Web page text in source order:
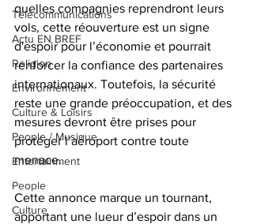
Télécommunications
Actu EN BREF
Religion
Environnement
Culture & Loisirs
People / Musique
Entertainment
People
Culture
quelles compagnies reprendront leurs
vols, cette réouverture est un signe
d'espoir pour l’économie et pourrait
renforcer la confiance des partenaires
internationaux. Toutefois, la sécurité
reste une grande préoccupation, et des
mesures devront être prises pour
protéger l’aéroport contre toute
menace.
Cette annonce marque un tournant,
apportant une lueur d’espoir dans un